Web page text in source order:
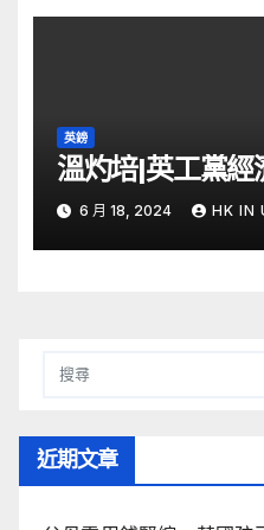
英鎊
溫灼培|英工黨經
6 月 18, 2024 HK IN
近期文章